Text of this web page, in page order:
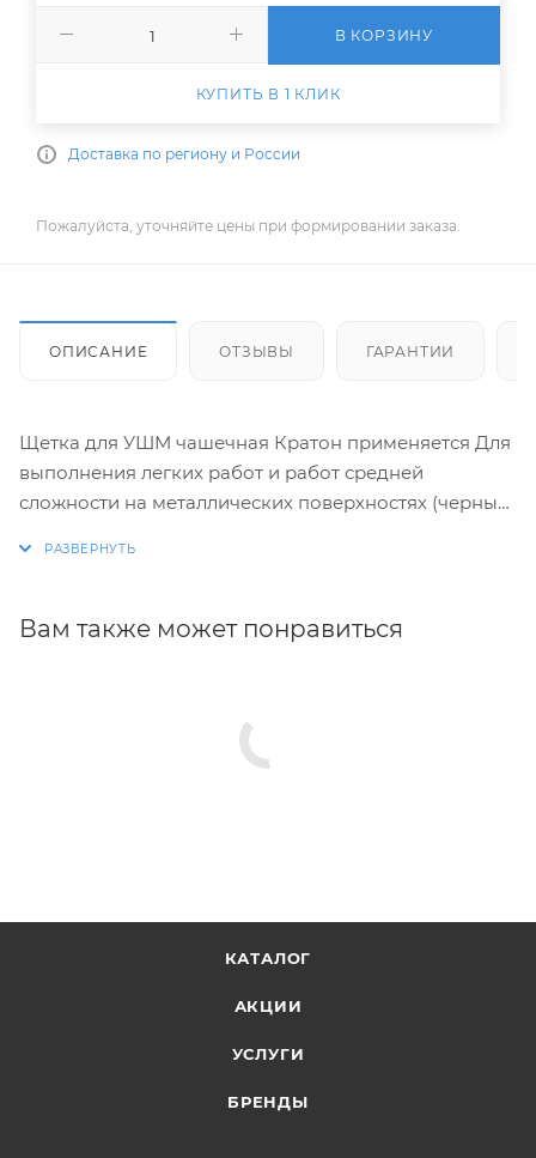
В КОРЗИНУ
КУПИТЬ В 1 КЛИК
Доставка по региону и России
Пожалуйста, уточняйте цены при формировании заказа.
ОПИСАНИЕ ОТЗЫВЫ ГАРАНТИИ
Щетка для УШМ чашечная Кратон применяется Для
выполнения легких работ и работ средней
сложности на металлических поверхностях (черные
шероховатости, матирования, снятия
Вам также может понравиться
КАТАЛОГ
АКЦИИ
УСЛУГИ
БРЕНДЫ